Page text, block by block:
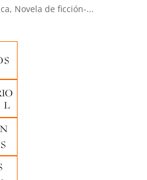
Novela de ficción-...